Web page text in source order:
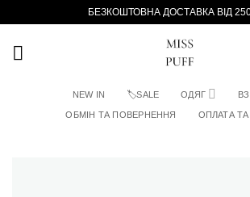
БЕЗКОШТОВНА ДОСТАВКА ВІД
NEW IN 🏷SALE ОДЯГ
ОБМІН ТА ПОВЕРНЕННЯ ОПЛАТА